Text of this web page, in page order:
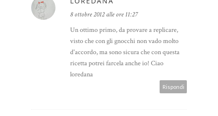
8 ottobre 2012 alle ore 11:27
Un ottimo primo, da provare a replicare,
visto che con gli gnocchi non vado molto
d'accordo, ma sono sicura che con questa
ricetta potrei farcela anche io! Ciao
loredana
Rispondi